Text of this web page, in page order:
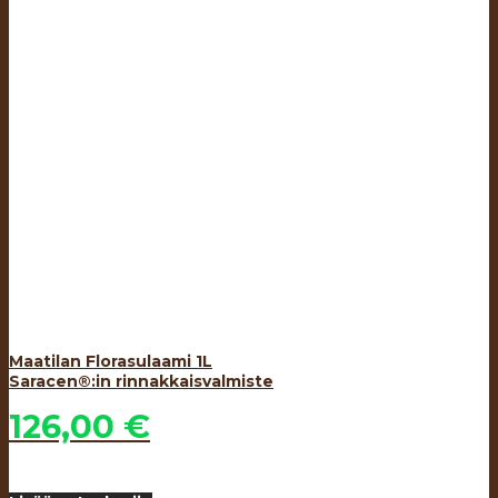
Maatilan Florasulaami 1L
Saracen®:in rinnakkaisvalmiste
126,00 €